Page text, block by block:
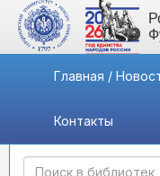
Главная /
Контакты
Быстрый доступ